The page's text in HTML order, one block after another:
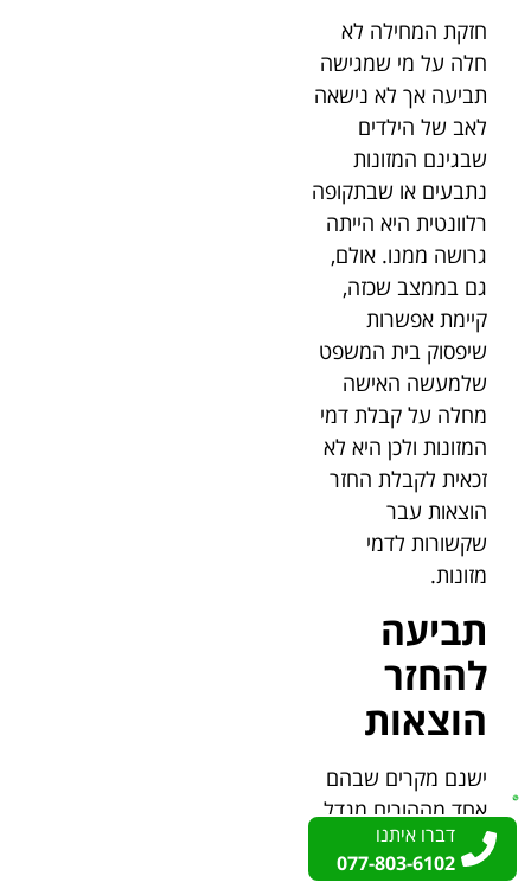
חזקת המחילה לא
חלה על מי שמגישה
תביעה אך לא נישאה
לאב של הילדים
שבגינם המזונות
נתבעים או שבתקופה
רלוונטית היא הייתה
גרושה ממנו. אולם,
גם בממצב שכזה,
קיימת אפשרות
שיפסוק בית המשפט
שלמעשה האישה
מחלה על קבלת דמי
המזונות ולכן היא לא
זכאית לקבלת החזר
הוצאות עבר
שקשורות לדמי
מזונות.
תביעה
להחזר
הוצאות
ישנם מקרים שבהם
אחד מההורים מגדל
לאורך שנים את
הילדים וזאת מבלי
דברו איתנו
077-803-6102
דברו איתנו
077-803-6102